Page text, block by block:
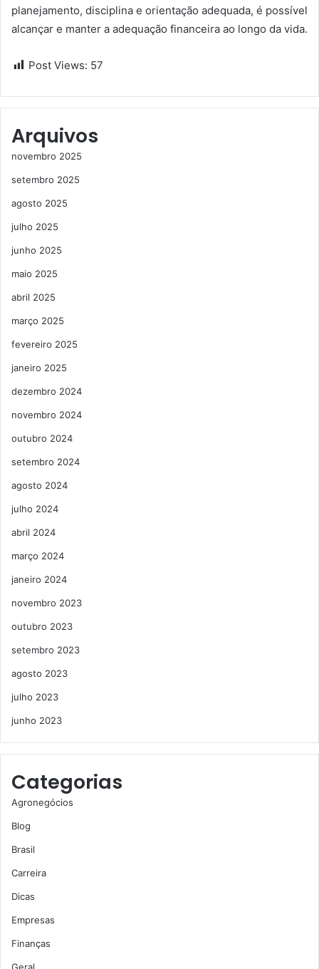
planejamento, disciplina e orientação adequada, é possível
alcançar e manter a adequação financeira ao longo da vida.
Post Views: 57
Arquivos
novembro 2025
setembro 2025
agosto 2025
julho 2025
junho 2025
maio 2025
abril 2025
março 2025
fevereiro 2025
janeiro 2025
dezembro 2024
novembro 2024
outubro 2024
setembro 2024
agosto 2024
julho 2024
abril 2024
março 2024
janeiro 2024
novembro 2023
outubro 2023
setembro 2023
agosto 2023
julho 2023
junho 2023
Categorias
Agronegócios
Blog
Brasil
Carreira
Dicas
Empresas
Finanças